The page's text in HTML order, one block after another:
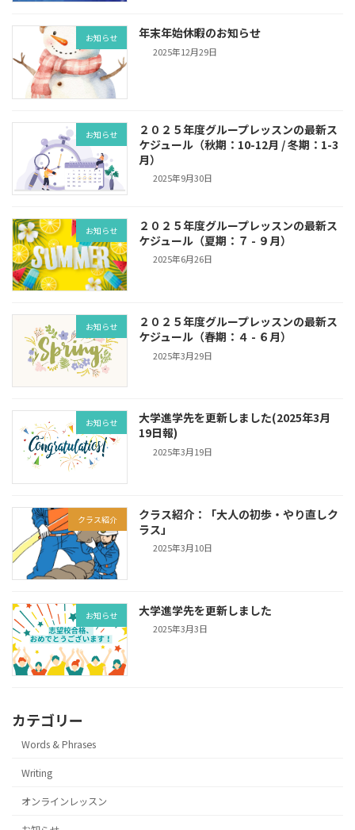
お知らせ 年末年始休暇のお知らせ
2025年12月29日
お知らせ
２０２５年度グループレッスンの最新ス
ケジュール（秋期：10-12月 / 冬期：1-3
月）
2025年9月30日
お知らせ
２０２５年度グループレッスンの最新ス
ケジュール（夏期：７ - ９月）
2025年6月26日
お知らせ
２０２５年度グループレッスンの最新ス
ケジュール（春期：４ - ６月）
2025年3月29日
お知らせ
大学進学先を更新しました(2025年3月
19日報)
2025年3月19日
クラス紹介
クラス紹介：「大人の初歩・やり直しク
ラス」
2025年3月10日
お知らせ 大学進学先を更新しました
2025年3月3日
カテゴリー
Words & Phrases
Writing
オンラインレッスン